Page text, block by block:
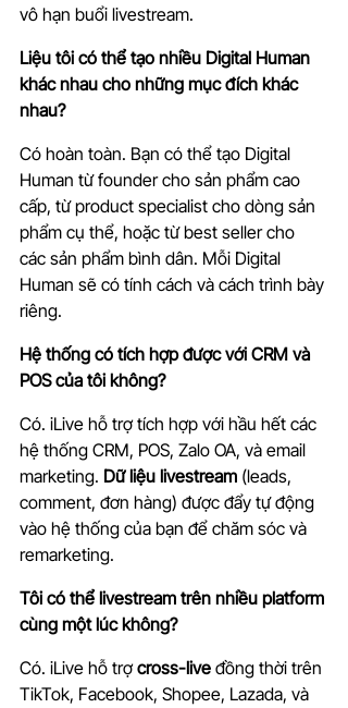
vô hạn buổi livestream.
Liệu tôi có thể tạo nhiều Digital Human
khác nhau cho những mục đích khác
nhau?
Có hoàn toàn. Bạn có thể tạo Digital
Human từ founder cho sản phẩm cao
cấp, từ product specialist cho dòng sản
phẩm cụ thể, hoặc từ best seller cho
các sản phẩm bình dân. Mỗi Digital
Human sẽ có tính cách và cách trình bày
riêng.
Hệ thống có tích hợp được với CRM và
POS của tôi không?
Có. iLive hỗ trợ tích hợp với hầu hết các
hệ thống CRM, POS, Zalo OA, và email
marketing. Dữ liệu livestream (leads,
comment, đơn hàng) được đẩy tự động
vào hệ thống của bạn để chăm sóc và
remarketing.
Tôi có thể livestream trên nhiều platform
cùng một lúc không?
Có. iLive hỗ trợ cross-live đồng thời trên
TikTok, Facebook, Shopee, Lazada, và